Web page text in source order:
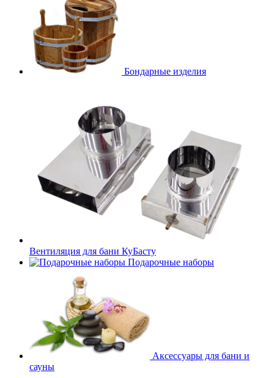
Бондарные изделия
Вентиляция для бани КуБасту
Подарочные наборы
Аксессуары для бани и
сауны